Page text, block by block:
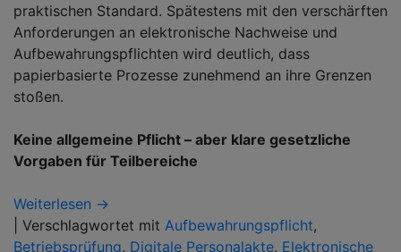
praktischen Standard. Spätestens mit den verschärften
Anforderungen an elektronische Nachweise und
Aufbewahrungspflichten wird deutlich, dass
papierbasierte Prozesse zunehmend an ihre Grenzen
stoßen.
Keine allgemeine Pflicht – aber klare gesetzliche
Vorgaben für Teilbereiche
Weiterlesen →
Verschlagwortet mit Aufbewahrungspflicht,
Betriebsprüfung, Digitale Personalakte, Elektronische